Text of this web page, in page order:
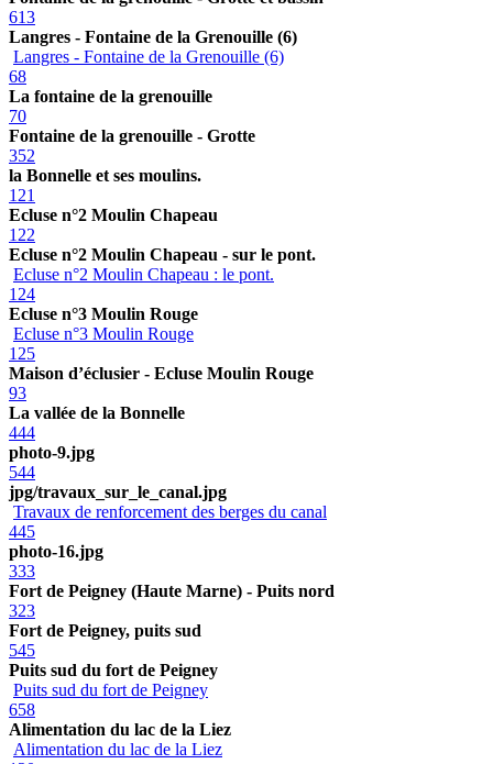
613
Langres - Fontaine de la Grenouille (6)
Langres - Fontaine de la Grenouille (6)
68
La fontaine de la grenouille
70
Fontaine de la grenouille - Grotte
352
la Bonnelle et ses moulins.
121
Ecluse n°2 Moulin Chapeau
122
Ecluse n°2 Moulin Chapeau - sur le pont.
Ecluse n°2 Moulin Chapeau : le pont.
124
Ecluse n°3 Moulin Rouge
Ecluse n°3 Moulin Rouge
125
Maison d’éclusier - Ecluse Moulin Rouge
93
La vallée de la Bonnelle
444
photo-9.jpg
544
jpg/travaux_sur_le_canal.jpg
Travaux de renforcement des berges du canal
445
photo-16.jpg
333
Fort de Peigney (Haute Marne) - Puits nord
323
Fort de Peigney, puits sud
545
Puits sud du fort de Peigney
Puits sud du fort de Peigney
658
Alimentation du lac de la Liez
Alimentation du lac de la Liez